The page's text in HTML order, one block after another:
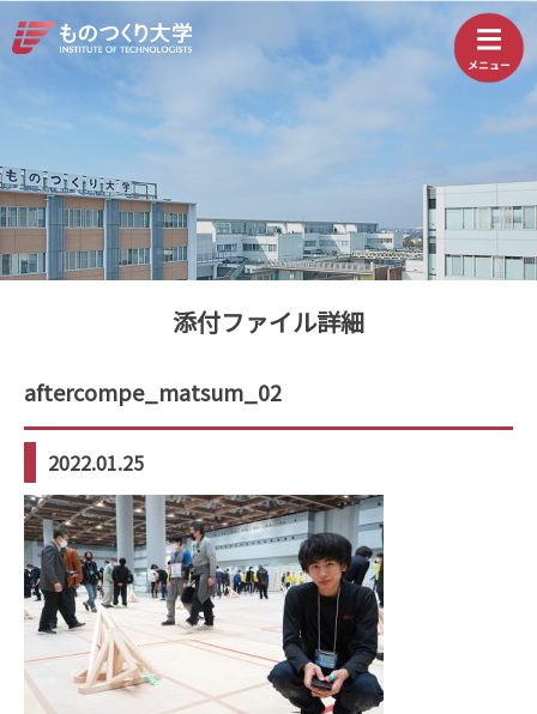
添付ファイル詳細
aftercompe_matsum_02
2022.01.25